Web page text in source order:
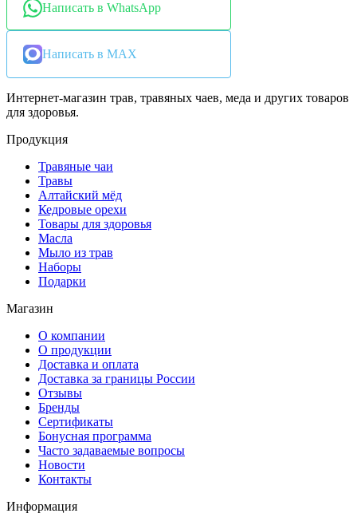
Написать в WhatsApp
Написать в MAX
Интернет-магазин трав, травяных чаев, меда и других товаров
для здоровья.
Продукция
Травяные чаи
Травы
Алтайский мёд
Кедровые орехи
Товары для здоровья
Масла
Мыло из трав
Наборы
Подарки
Магазин
О компании
О продукции
Доставка и оплата
Доставка за границы России
Отзывы
Бренды
Сертификаты
Бонусная программа
Часто задаваемые вопросы
Новости
Контакты
Информация